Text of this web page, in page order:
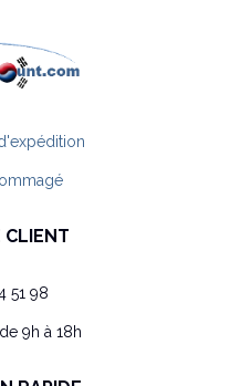
CLIENT
51 98
9h à 18h